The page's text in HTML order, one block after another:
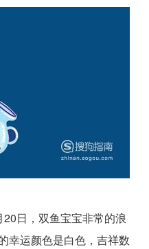
日，双鱼宝宝非常的浪
幸运颜色是白色，吉祥数